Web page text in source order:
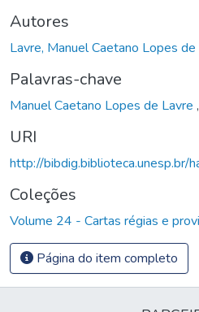
Autores
Lavre, Manuel Caetano Lopes de
Palavras-chave
Manuel Caetano Lopes de Lavre ,
URI
http://bibdig.biblioteca.unesp.br/
Coleções
Volume 24 - Cartas régias e
Página do item completo